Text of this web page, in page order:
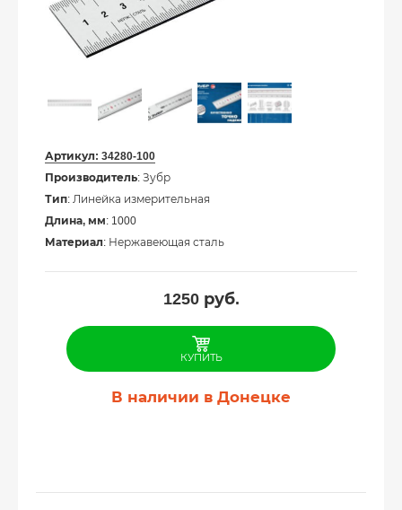
Артикул: 34280-100
Производитель: Зубр
Тип: Линейка измерительная
Длина, мм: 1000
Материал: Нержавеющая сталь
1250руб.
КУПИТЬ
В наличии в Донецке